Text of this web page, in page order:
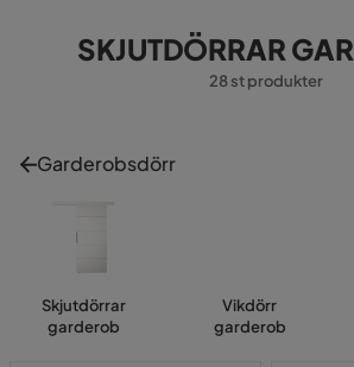
SKJUTDÖRRAR
28 st produkter
Garderobsdörr
Skjutdörrar
garderob
Vikdörr
garderob